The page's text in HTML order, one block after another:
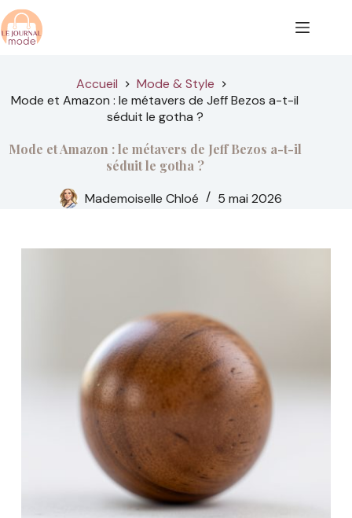
Passer
au
contenu
Accueil
Mode & Style
Mode et Amazon : le métavers de Jeff Bezos a-t-il
séduit le gotha ?
Mode et Amazon : le métavers de Jeff Bezos a-t-il
séduit le gotha ?
Mademoiselle Chloé
5 mai 2026